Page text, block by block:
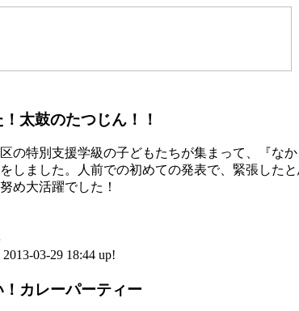
太鼓のたつじん！！
の特別支援学級の子どもたちが集まって、『な
しました。人前での初めての発表で、緊張した
め大活躍でした！
03-29 18:44 up!
カレーパーティー